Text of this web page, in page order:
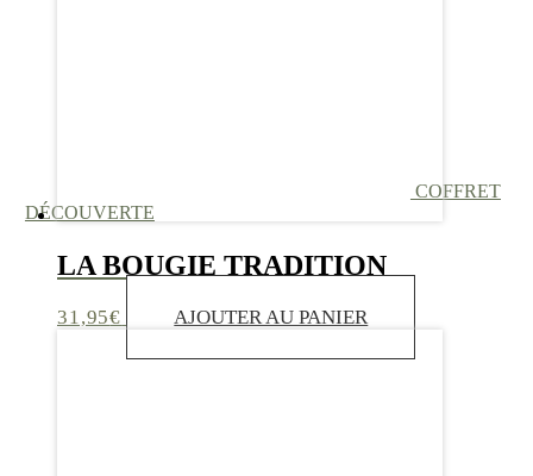
COFFRET
DÉCOUVERTE
LA BOUGIE TRADITION
31,95€ AJOUTER AU PANIER